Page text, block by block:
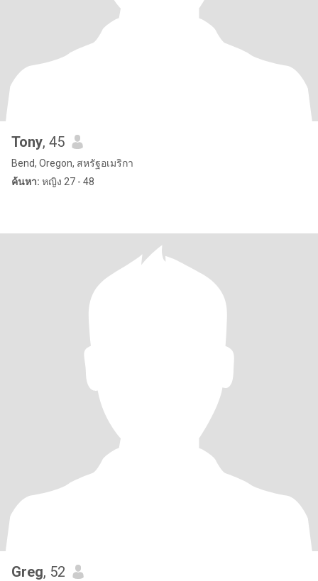
Tony, 45
Bend, Oregon, สหรัฐอเมริกา
ค้นหา: หญิง 27 - 48
Greg, 52